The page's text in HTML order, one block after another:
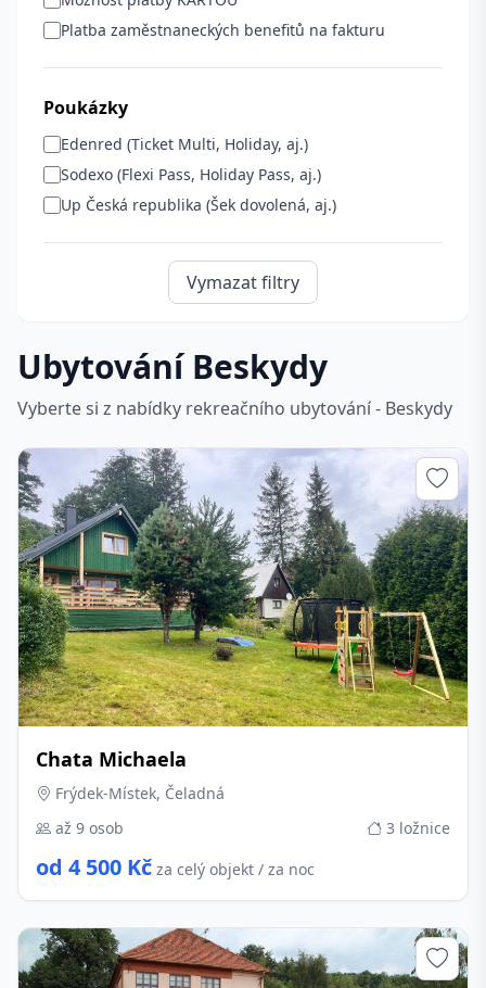
Platba zaměstnaneckých benefitů na fakturu
Poukázky
Edenred (Ticket Multi, Holiday, aj.)
Sodexo (Flexi Pass, Holiday Pass, aj.)
Up Česká republika (Šek dovolená, aj.)
Vymazat filtry
Ubytování Beskydy
Vyberte si z nabídky rekreačního ubytování - Beskydy
Chata Michaela
Frýdek-Místek, Čeladná
až 9 osob
3 ložnice
od 4 500 Kč za celý objekt / za noc